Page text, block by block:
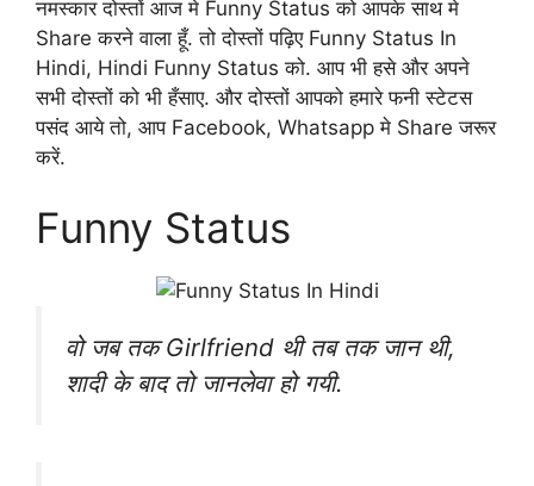
नमस्कार दोस्तों आज मे Funny Status को आपके साथ मे
Share करने वाला हूँ. तो दोस्तों पढ़िए Funny Status In
Hindi, Hindi Funny Status को. आप भी हसे और अपने
सभी दोस्तों को भी हँसाए. और दोस्तों आपको हमारे फनी स्टेटस
पसंद आये तो, आप Facebook, Whatsapp मे Share जरूर
करें.
Funny Status
वो जब तक Girlfriend थी तब तक जान थी,
शादी के बाद तो जानलेवा हो गयी.